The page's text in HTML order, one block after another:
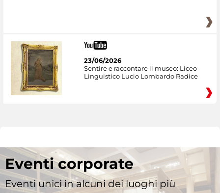
23/06/2026
Sentire e raccontare il museo: Liceo
Linguistico Lucio Lombardo Radice
Eventi corporate
Eventi unici in alcuni dei luoghi più